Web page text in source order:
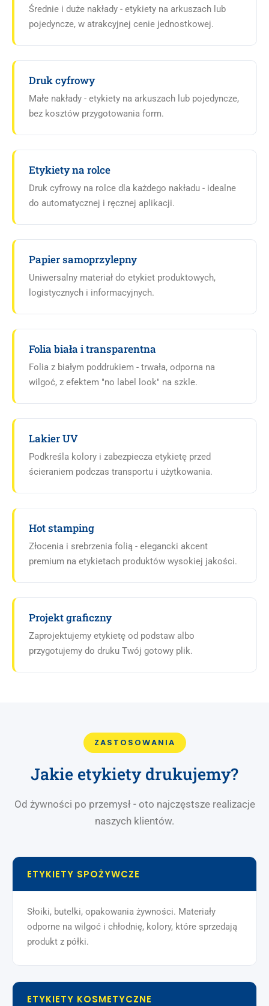
Średnie i duże nakłady - etykiety na arkuszach lub
pojedyncze, w atrakcyjnej cenie jednostkowej.
Druk cyfrowy
Małe nakłady - etykiety na arkuszach lub pojedyncze,
bez kosztów przygotowania form.
Etykiety na rolce
Druk cyfrowy na rolce dla każdego nakładu - idealne
do automatycznej i ręcznej aplikacji.
Papier samoprzylepny
Uniwersalny materiał do etykiet produktowych,
logistycznych i informacyjnych.
Folia biała i transparentna
Folia z białym poddrukiem - trwała, odporna na
wilgoć, z efektem "no label look" na szkle.
Lakier UV
Podkreśla kolory i zabezpiecza etykietę przed
ścieraniem podczas transportu i użytkowania.
Hot stamping
Złocenia i srebrzenia folią - elegancki akcent
premium na etykietach produktów wysokiej jakości.
Projekt graficzny
Zaprojektujemy etykietę od podstaw albo
przygotujemy do druku Twój gotowy plik.
ZASTOSOWANIA
Jakie etykiety drukujemy?
Od żywności po przemysł - oto najczęstsze realizacje
naszych klientów.
ETYKIETY SPOŻYWCZE
Słoiki, butelki, opakowania żywności. Materiały
odporne na wilgoć i chłodnię, kolory, które sprzedają
produkt z półki.
ETYKIETY KOSMETYCZNE